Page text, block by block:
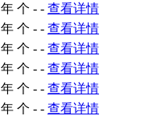
年 个 - - 查看详情
年 个 - - 查看详情
年 个 - - 查看详情
年 个 - - 查看详情
年 个 - - 查看详情
年 个 - - 查看详情